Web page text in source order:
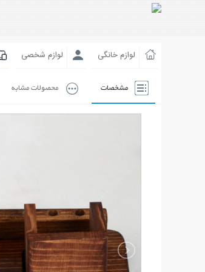
لوازم خانگی لوازم شخصی
مشخصات محصولات مشابه